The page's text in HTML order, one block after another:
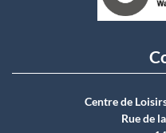
Centre de
Rue de